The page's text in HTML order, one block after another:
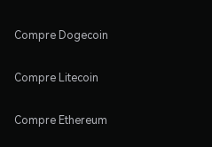
Compre Dogecoin
Compre Litecoin
Compre Ethereum